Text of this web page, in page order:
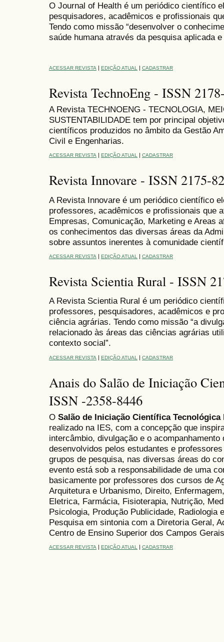
O Journal of Health é um periódico científico
pesquisadores, acadêmicos e profissionais
Tendo como missão “desenvolver o
saúde humana através da pesquisa aplicada
ACESSAR REVISTA | EDIÇÃO ATUAL | CADASTRAR
Revista TechnoEng - ISSN
A Revista TECHNOENG - TECNOLOGIA,
SUSTENTABILIDADE tem por principal
científicos produzidos no âmbito da Gestão
Civil e Engenharias.
ACESSAR REVISTA | EDIÇÃO ATUAL | CADASTRAR
Revista Innovare - ISSN 2175-
A Revista Innovare é um periódico científico
professores, acadêmicos e profissionais que
Empresas, Comunicação, Marketing e Areas
os conhecimentos das diversas áreas da
sobre assuntos inerentes à comunidade
ACESSAR REVISTA | EDIÇÃO ATUAL | CADASTRAR
Revista Scientia Rural - ISSN
A Revista Scientia Rural é um periódico
professores, pesquisadores, acadêmicos e
ciência agrárias. Tendo como missão “a
relacionado às áreas das ciências agrárias
contexto social”.
ACESSAR REVISTA | EDIÇÃO ATUAL | CADASTRAR
Anais do Salão de Iniciação
ISSN -2358-8446
O Salão de Iniciação Científica Tecnológica
realizado na IES, com a concepção que
intercâmbio, divulgação e o
desenvolvidos pelos estudantes e
grupos de pesquisa, nas diversas áreas do
evento está sob a responsabilidade de uma
basicamente por professores dos cursos de
Arquitetura e Urbanismo, Direito,
Eletrica, Farmácia, Fisioterapia, Nutrição,
Psicologia, Produção Publicidade, Radiologia
Pesquisa em sintonia com a Diretoria Geral,
Centro de Ensino Superior dos Campos
ACESSAR REVISTA | EDIÇÃO ATUAL | CADASTRAR